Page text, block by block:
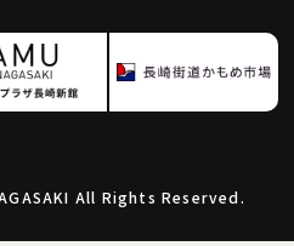
All Rights Reserved.